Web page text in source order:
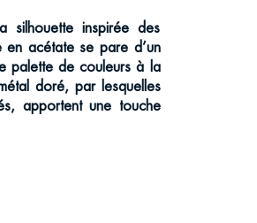
silhouette inspirée des
en acétate se pare d’un
palette de couleurs à la
doré, par lesquelles
apportent une touche